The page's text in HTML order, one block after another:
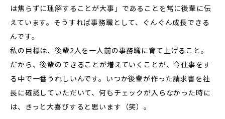
は焦らずに理解することが大事」であることを常に後輩に伝
えています。そうすれば事務職として、ぐんぐん成長できる
んです。
私の目標は、後輩2人を一人前の事務職に育て上げること。
だから、後輩のできることが増えていくことが、今仕事をす
る中で一番うれしいんです。いつか後輩が作った請求書を社
長に確認していただいて、何もチェックが入らなかった時に
は、きっと大喜びすると思います（笑）。